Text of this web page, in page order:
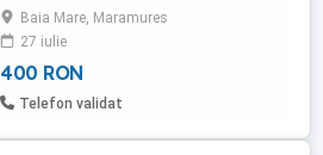
piese Placa frontala , pompa circulatie ,
alte piese In perfecta stare de functionare
FOTOGRAFII reale Alte detalii in poze, pe
mobil, pe email
Baia Mare, Maramures
27 iulie
400 RON
Telefon validat